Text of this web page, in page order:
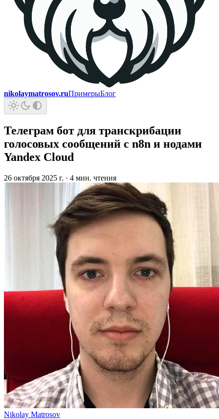
nikolaymatrosov.ruПримерыБлог
Телеграм бот для транскрибации
голосовых сообщений с n8n и нодами
Yandex Cloud
26 октября 2025 г. · 4 мин. чтения
Nikolay Matrosov